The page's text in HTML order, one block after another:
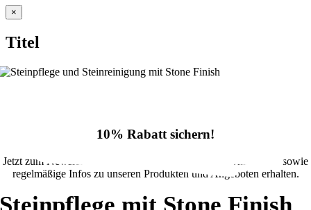
Close
product
view
×
Titel
10% Rabatt sichern!
Jetzt zum Newsletter anmelden und 10% Rabatt im Onlineshop sowie
regelmäßige Infos zu unseren Produkten und Angeboten erhalten.
Steinpflege mit Stone Finish